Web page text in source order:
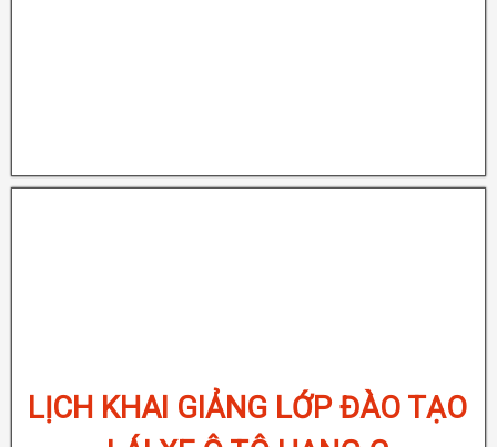
LỊCH KHAI GIẢNG LỚP ĐÀO TẠO